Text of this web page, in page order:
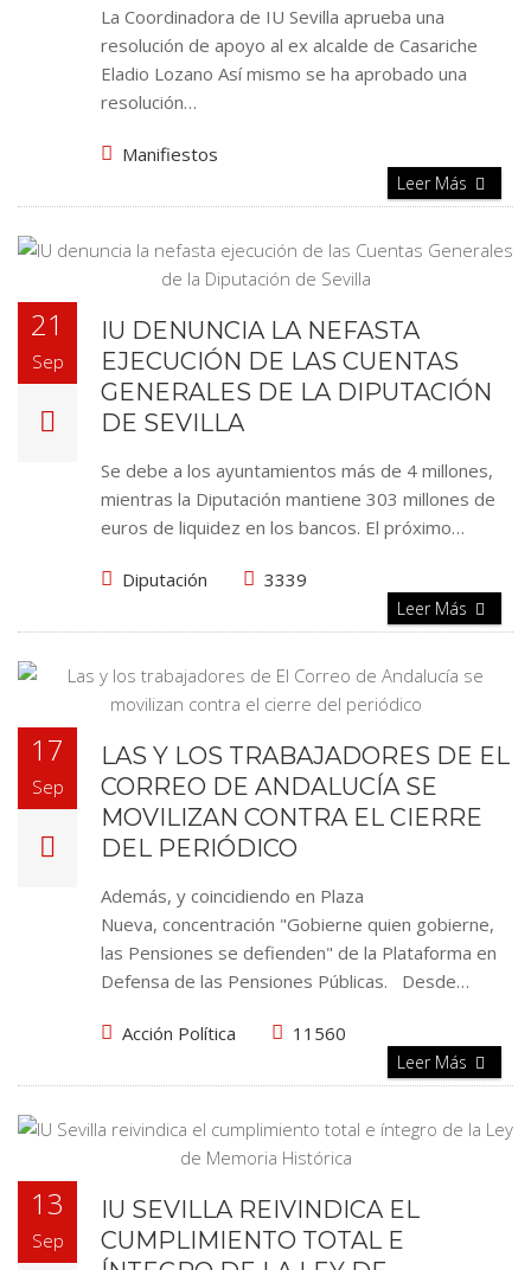
La Coordinadora de IU Sevilla aprueba una
resolución de apoyo al ex alcalde de Casariche
Eladio Lozano Así mismo se ha aprobado una
resolución…
Manifiestos
Leer Más
21
Sep
IU DENUNCIA LA NEFASTA
EJECUCIÓN DE LAS CUENTAS
GENERALES DE LA DIPUTACIÓN
DE SEVILLA
Se debe a los ayuntamientos más de 4 millones,
mientras la Diputación mantiene 303 millones de
euros de liquidez en los bancos. El próximo…
Diputación 3339
Leer Más
17
Sep
LAS Y LOS TRABAJADORES DE EL
CORREO DE ANDALUCÍA SE
MOVILIZAN CONTRA EL CIERRE
DEL PERIÓDICO
Además, y coincidiendo en Plaza
Nueva, concentración "Gobierne quien gobierne,
las Pensiones se defienden" de la Plataforma en
Defensa de las Pensiones Públicas. Desde…
Acción Política 11560
Leer Más
13
Sep
IU SEVILLA REIVINDICA EL
CUMPLIMIENTO TOTAL E